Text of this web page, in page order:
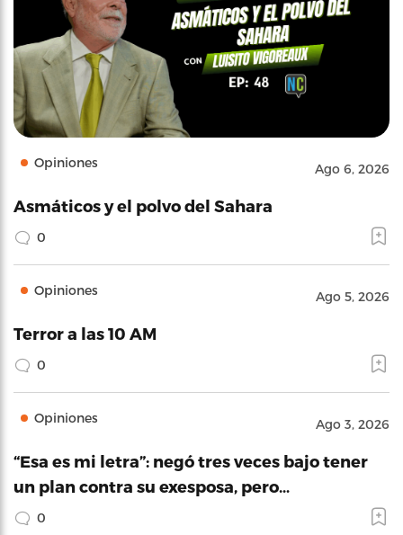
Opiniones Ago 6, 2026
Asmáticos y el polvo del Sahara
0
Opiniones Ago 5, 2026
Terror a las 10 AM
0
Opiniones Ago 3, 2026
“Esa es mi letra”: negó tres veces bajo tener
un plan contra su exesposa, pero…
0